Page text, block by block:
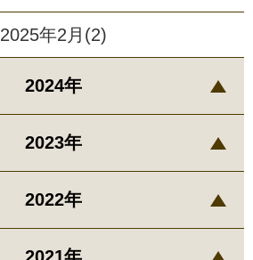
2025年2月(2)
2024年
2023年
2022年